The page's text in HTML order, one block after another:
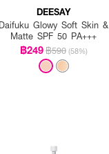
DEESAY
Daifuku Glowy Soft Skin &
Matte SPF 50 PA+++
฿249฿590 (58%)